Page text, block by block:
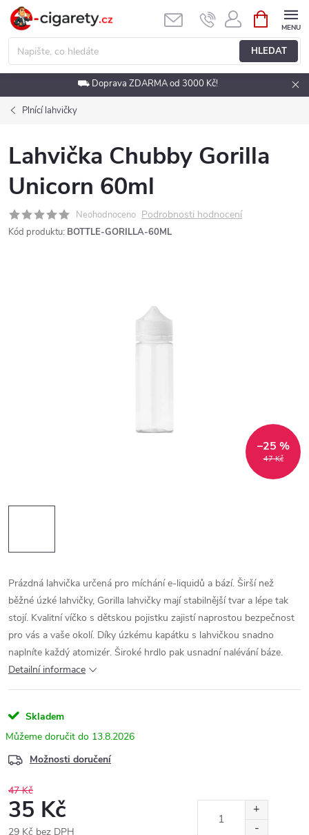
Přejít
obsah
HLEDAT
NÁKUPNÍ
KOŠÍK
⛟ Doprava ZDARMA od 3000 Kč!
Plnící lahvičky
Lahvička Chubby Gorilla
Unicorn 60ml
Neohodnoceno Podrobnosti hodnocení
Kód produktu: BOTTLE-GORILLA-60ML
47 Kč
–25 %
Prázdná lahvička určená pro míchání e-liquidů a bází. Širší než
běžné úzké lahvičky, Gorilla lahvičky mají stabilnější tvar a lépe tak
stojí. Kvalitní víčko s dětskou pojistku zajistí naprostou bezpečnost
pro vás a vaše okolí. Díky úzkému kapátku s lahvičkou snadno
naplníte každý atomizér. Široké hrdlo pak usnadní nalévání báze.
Detailní informace
Skladem
13.8.2026
Možnosti doručení
47 Kč
35 Kč
29 Kč bez DPH